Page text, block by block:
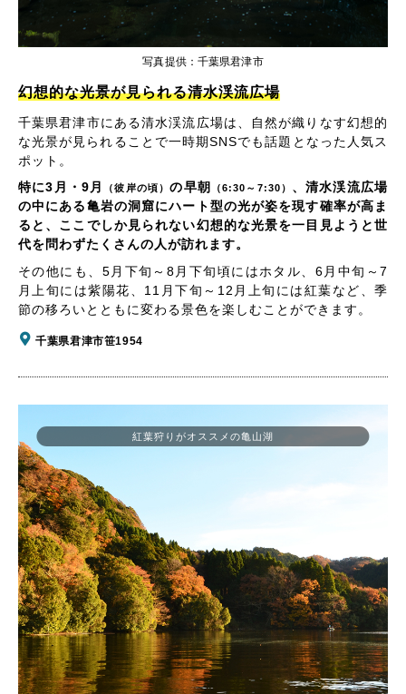
写真提供：千葉県君津市
幻想的な光景が見られる清水渓流広場
千葉県君津市にある清水渓流広場は、自然が織りなす幻想的
な光景が見られることで一時期SNSでも話題となった人気ス
ポット。
特に3月・9月
（彼岸の頃）の早朝 （6:30～7:30） 、清水渓流広場
の中にある亀岩の洞窟にハート型の光が姿を現す確率が高ま
ると、ここでしか見られない幻想的な光景を一目見ようと世
代を問わずたくさんの人が訪れます。
その他にも、5月下旬～8月下旬頃にはホタル、6月中旬～7
月上旬には紫陽花、11月下旬～12月上旬には紅葉など、季
節の移ろいとともに変わる景色を楽しむことができます。
千葉県君津市笹1954
紅葉狩りがオススメの亀山湖